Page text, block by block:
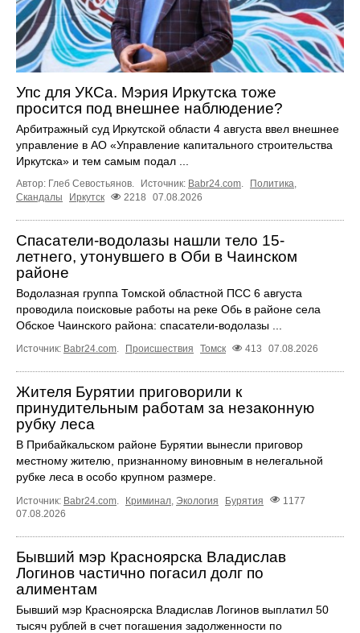
Упс для УКСа. Мэрия Иркутска тоже
просится под внешнее наблюдение?
Арбитражный суд Иркутской области 4 августа ввел внешнее
управление в АО «Управление капитального строительства
Иркутска» и тем самым подал ...
Автор: Глеб Севостьянов. Источник: Babr24.com. Политика,
Скандалы
Иркутск 2218 07.08.2026
Спасатели-водолазы нашли тело 15-
летнего, утонувшего в Оби в Чаинском
районе
Водолазная группа Томской областной ПСС 6 августа
проводила поисковые работы на реке Обь в районе села
Обское Чаинского района: спасатели-водолазы ...
Источник: Babr24.com. Происшествия Томск 413 07.08.2026
Жителя Бурятии приговорили к
принудительным работам за незаконную
рубку леса
В Прибайкальском районе Бурятии вынесли приговор
местному жителю, признанному виновным в нелегальной
рубке леса в особо крупном размере.
Источник: Babr24.com Криминал Экология Бурятия
1177
07.08.2026
Бывший мэр Красноярска Владислав
Логинов частично погасил долг по
алиментам
Бывший мэр Красноярска Владислав Логинов выплатил 50
тысяч рублей в счет погашения задолженности по